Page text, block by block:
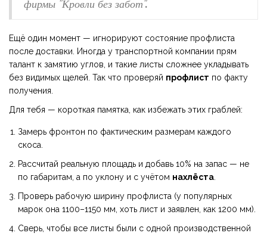
фирмы "Кровли без забот".
Ещё один момент — игнорируют состояние профлиста
после доставки. Иногда у транспортной компании прям
талант к замятию углов, и такие листы сложнее укладывать
без видимых щелей. Так что проверяй профлист по факту
получения.
Для тебя — короткая памятка, как избежать этих граблей:
Замерь фронтон по фактическим размерам каждого
скоса.
Рассчитай реальную площадь и добавь 10% на запас — не
по габаритам, а по уклону и с учётом нахлёста.
Проверь рабочую ширину профлиста (у популярных
марок она 1100–1150 мм, хоть лист и заявлен, как 1200 мм).
Сверь, чтобы все листы были с одной производственной